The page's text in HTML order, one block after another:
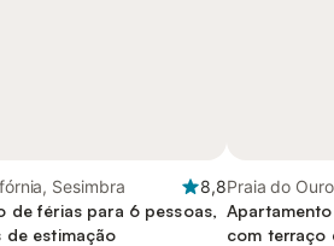
Sesimbra
8,8
de férias para 6 pessoas,
de estimação
Praia do
com terraço